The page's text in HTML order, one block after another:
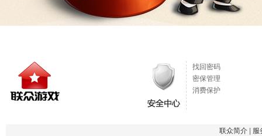
找回密码
密保管理
消费保护
联众简介| 服